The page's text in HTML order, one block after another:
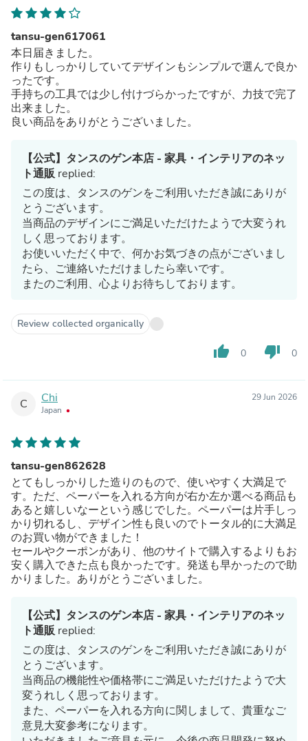
tansu-gen617061
本日届きました。
作りもしっかりしていてデザインもシンプルで選んで良か
ったです。
手持ちの工具では少し付けづらかったですが、力技で完了
出来ました。
良い商品をありがとうございました。
【公式】タンスのゲン本店 - 家具・インテリアのネッ
ト通販replied:
この度は、タンスのゲンをご利用いただき誠にありが
とうございます。
当商品のデザインにご満足いただけたようで大変うれ
しく思っております。
お使いいただく中で、何かお気づきの点がございまし
たら、ご連絡いただけましたら幸いです。
またのご利用、心よりお待ちしております。
Review collected organically
thumb_up 0 thumb_down 0
C Chi
Japan
29 Jun 2026
tansu-gen862628
とてもしっかりした造りのもので、使いやすく大満足で
す。ただ、ペーパーを入れる方向が右か左か選べる商品も
あると嬉しいなーという感じでした。ペーパーは片手しっ
かり切れるし、デザイン性も良いのでトータル的に大満足
のお買い物ができました！
セールやクーポンがあり、他のサイトで購入するよりもお
安く購入できた点も良かったです。発送も早かったので助
かりました。ありがとうございました。
【公式】タンスのゲン本店 - 家具・インテリアのネッ
ト通販replied:
この度は、タンスのゲンをご利用いただき誠にありが
とうございます。
当商品の機能性や価格帯にご満足いただけたようで大
変うれしく思っております。
また、ペーパーを入れる方向に関しまして、貴重なご
意見大変参考になります。